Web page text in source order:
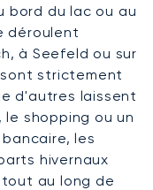
bord du lac ou au
déroulent
à Seefeld ou sur
strictement
d'autres laissent
shopping ou un
les
hivernaux
au long de